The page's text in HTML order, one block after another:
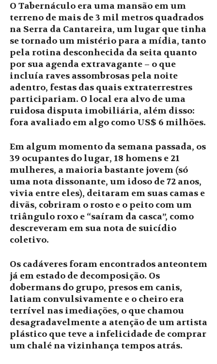
O Tabernáculo era uma mansão em um
terreno de mais de 3 mil metros quadrados
na Serra da Cantareira, um lugar que tinha
se tornado um mistério para a mídia, tanto
pela rotina desconhecida da seita quanto
por sua agenda extravagante – o que
incluía raves assombrosas pela noite
adentro, festas das quais extraterrestres
participariam. O local era alvo de uma
ruidosa disputa imobiliária, além disso:
fora avaliado em algo como US$ 6 milhões.
Em algum momento da semana passada, os
39 ocupantes do lugar, 18 homens e 21
mulheres, a maioria bastante jovem (só
uma nota dissonante, um idoso de 72 anos,
vivia entre eles), deitaram em suas camas e
divãs, cobriram o rosto e o peito com um
triângulo roxo e “saíram da casca”, como
descreveram em sua nota de suicídio
coletivo.
Os cadáveres foram encontrados anteontem
já em estado de decomposição. Os
dobermans do grupo, presos em canis,
latiam convulsivamente e o cheiro era
terrível nas imediações, o que chamou
desagradavelmente a atenção de um artista
plástico que teve a infelicidade de comprar
um chalé na vizinhança tempos atrás.